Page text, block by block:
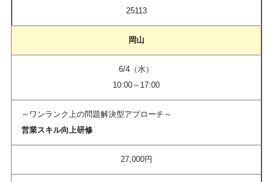
25113
岡山
6/4（水）
10:00～17:00
～ワンランク上の問題解決型アプローチ～
営業スキル向上研修
27,000円